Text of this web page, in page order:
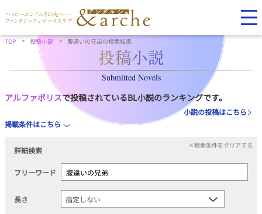
TOP 投稿小説 腹違いの兄弟の検索結果
Submitted Novels
アルファポリスで投稿されているBL小説のランキングです。
小説の投稿はこちら
掲載条件はこちら
詳細検索
×検索条件をクリアする
フリーワード
長さ